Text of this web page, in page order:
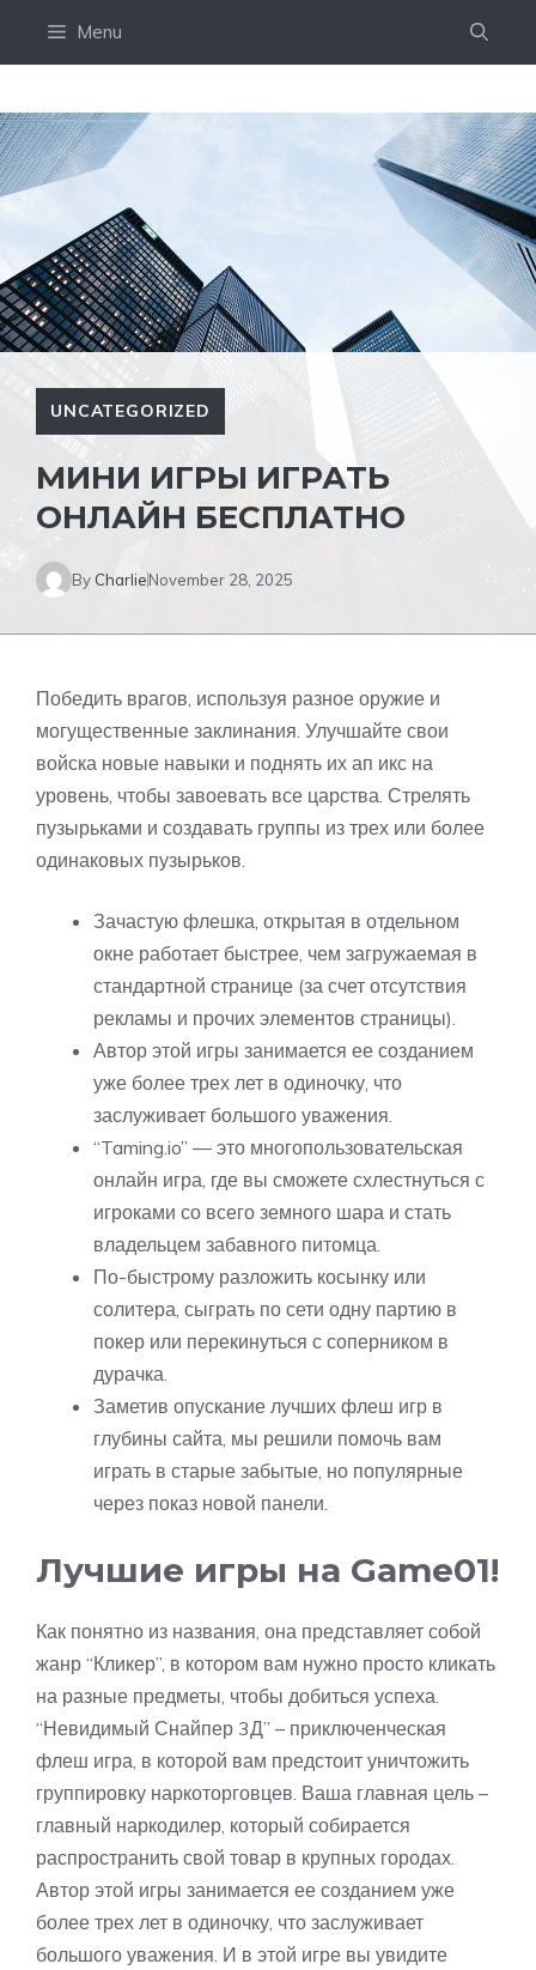
Menu
UNCATEGORIZED
МИНИ ИГРЫ ИГРАТЬ
ОНЛАЙН БЕСПЛАТНО
By CharlieNovember 28, 2025
Победить врагов, используя разное оружие и
могущественные заклинания. Улучшайте свои
войска новые навыки и поднять их ап икс на
уровень, чтобы завоевать все царства. Стрелять
пузырьками и создавать группы из трех или более
одинаковых пузырьков.
Зачастую флешка, открытая в отдельном
окне работает быстрее, чем загружаемая в
стандартной странице (за счет отсутствия
рекламы и прочих элементов страницы).
Автор этой игры занимается ее созданием
уже более трех лет в одиночку, что
заслуживает большого уважения.
“Taming.io” — это многопользовательская
онлайн игра, где вы сможете схлестнуться с
игроками со всего земного шара и стать
владельцем забавного питомца.
По-быстрому разложить косынку или
солитера, сыграть по сети одну партию в
покер или перекинуться с соперником в
дурачка.
Заметив опускание лучших флеш игр в
глубины сайта, мы решили помочь вам
играть в старые забытые, но популярные
через показ новой панели.
Лучшие игры на Game01!
Как понятно из названия, она представляет собой
жанр “Кликер”, в котором вам нужно просто кликать
на разные предметы, чтобы добиться успеха.
“Невидимый Снайпер 3Д” – приключенческая
флеш игра, в которой вам предстоит уничтожить
группировку наркоторговцев. Ваша главная цель –
главный наркодилер, который собирается
распространить свой товар в крупных городах.
Автор этой игры занимается ее созданием уже
более трех лет в одиночку, что заслуживает
большого уважения. И в этой игре вы увидите